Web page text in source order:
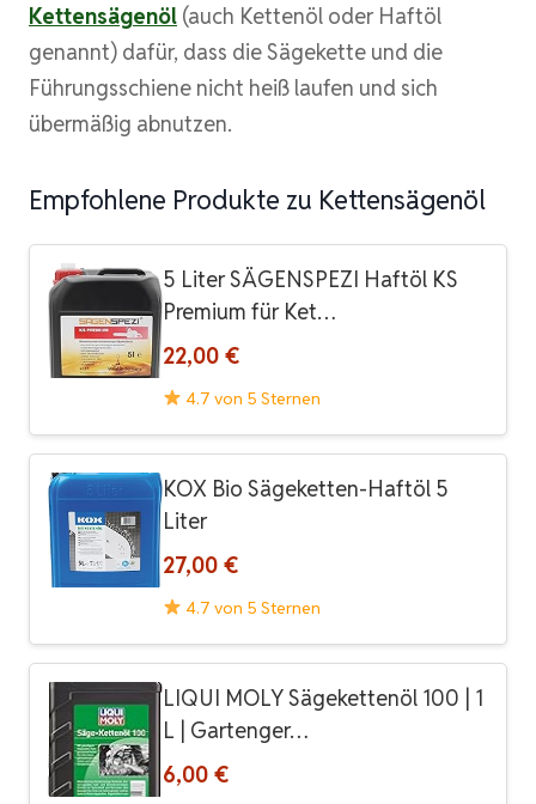
Kettensägenöl (auch Kettenöl oder Haftöl
genannt) dafür, dass die Sägekette und die
Führungsschiene nicht heiß laufen und sich
übermäßig abnutzen.
Empfohlene Produkte zu Kettensägenöl
5 Liter SÄGENSPEZI Haftöl KS
Premium für Ket…
22,00 €
4.7 von 5 Sternen
KOX Bio Sägeketten-Haftöl 5
Liter
27,00 €
4.7 von 5 Sternen
LIQUI MOLY Sägekettenöl 100 | 1
L | Gartenger…
6,00 €